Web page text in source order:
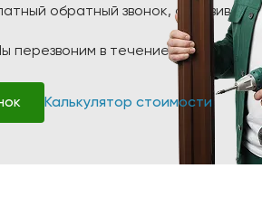
обратный звонок, оставив
перезвоним в течение 1-2 минут!
Калькулятор стоимости